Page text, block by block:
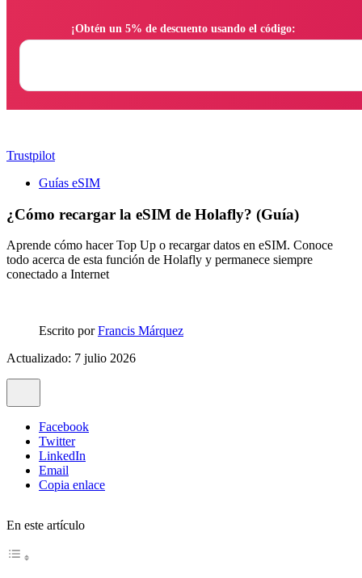
Trustpilot
Guías eSIM
¿Cómo recargar la eSIM de Holafly? (Guía)
Aprende cómo hacer Top Up o recargar datos en eSIM. Conoce
todo acerca de esta función de Holafly y permanece siempre
conectado a Internet
Escrito porFrancis Márquez
Actualizado: 7 julio 2026
Facebook
Twitter
LinkedIn
Email
Copia enlace
En este artículo